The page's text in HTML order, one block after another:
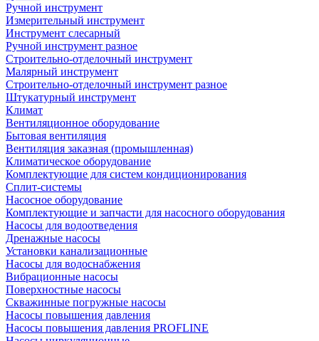
Ручной инструмент
Измерительный инструмент
Инструмент слесарный
Ручной инструмент разное
Строительно-отделочный инструмент
Малярный инструмент
Строительно-отделочный инструмент разное
Штукатурный инструмент
Климат
Вентиляционное оборудование
Бытовая вентиляция
Вентиляция заказная (промышленная)
Климатическое оборудование
Комплектующие для систем кондиционирования
Сплит-системы
Насосное оборудование
Комплектующие и запчасти для насосного оборудования
Насосы для водоотведения
Дренажные насосы
Установки канализационные
Насосы для водоснабжения
Вибрационные насосы
Поверхностные насосы
Скважинные погружные насосы
Насосы повышения давления
Насосы повышения давления PROFLINE